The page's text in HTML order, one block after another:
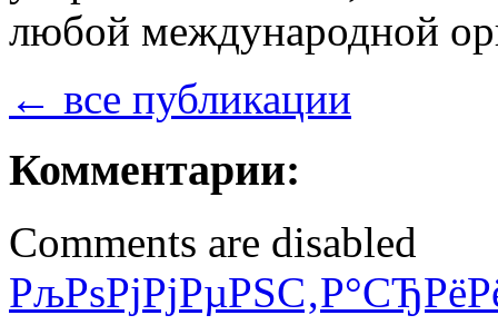
любой международной
← все публикации
Комментарии:
Comments are disabled